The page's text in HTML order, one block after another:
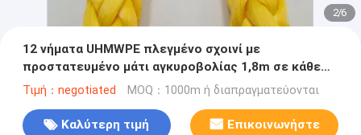
2/6
12 νήματα UHMWPE πλεγμένο σχοινί με
προστατευμένο μάτι αγκυροβολίας 1,8m σε κάθε
άκρο
Τιμή：negotiated MOQ：1000m ή διαπραγματεύονται
Καλύτερη τιμή Επικοινωνήστε